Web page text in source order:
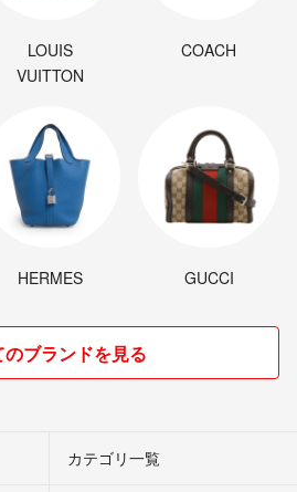
LOUIS
VUITTON
COACH
HERMES GUCCI
ブランドを見る
カテゴリ一覧